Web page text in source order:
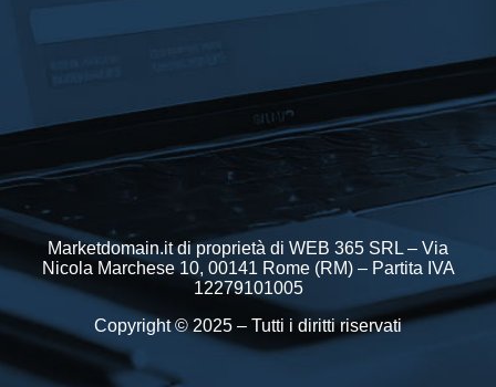
Marketdomain.it di proprietà di WEB 365 SRL – Via
Nicola Marchese 10, 00141 Rome (RM) – Partita IVA
12279101005
Copyright © 2025 – Tutti i diritti riservati